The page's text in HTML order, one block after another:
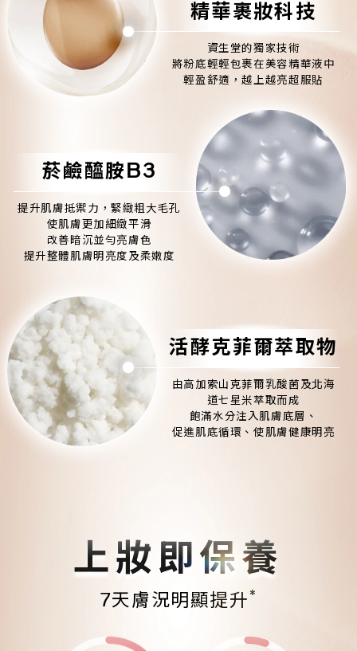
精華裹妝科技
資生堂的獨家技術
將粉底輕輕包裹在美容精華液中
輕盈舒適，越上越亮超服貼
菸鹼醯胺B3
提升肌膚抵禦力，緊緻粗大毛孔
使肌膚更加細緻平滑
改善暗沉並勻亮膚色
提升整體肌膚明亮度及柔嫩度
活酵克菲爾萃取物
由高加索山克菲爾乳酸菌及北海
道七星米萃取而成
飽滿水分注入肌膚底層、
促進肌底循環、使肌膚健康明亮
上妝即保養
7天膚況明顯提升 *